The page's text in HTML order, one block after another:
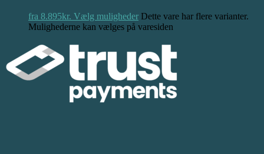
fra 8.895kr. Vælg muligheder Dette vare har flere varianter.
Mulighederne kan vælges på varesiden